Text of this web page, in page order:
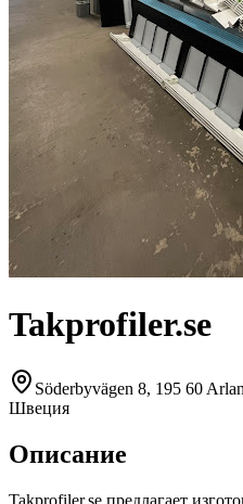
Takprofiler.se
Söderbyvägen 8, 195 60
Швеция
Описание
Takprofiler.se предлагает